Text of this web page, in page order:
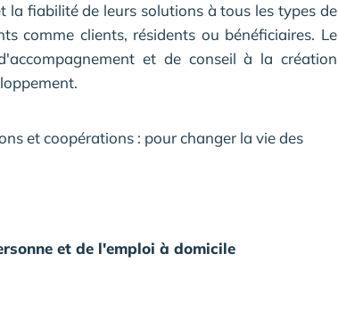
la fiabilité de leurs solutions à tous les types de
comme clients, résidents ou bénéficiaires. Le
et de conseil à la création
et coopérations : pour changer la vie des
et de l'emploi à domicile